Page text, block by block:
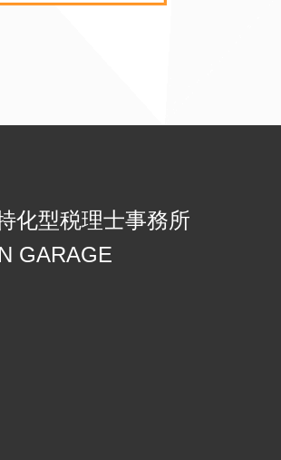
化型税理士事務所
GARAGE